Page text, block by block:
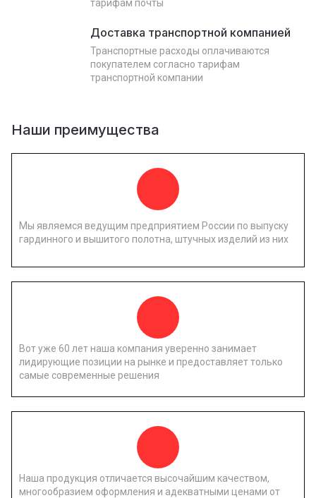
тарифам почты
Доставка транспортной компанией
Транспортные расходы оплачиваются
покупателем согласно тарифам
транспортной компании
Наши преимущества
Мы являемся ведущим предприятием России по выпуску
гардинного и вышитого полотна, штучных изделий из них
Вот уже 60 лет наша компания уверенно занимает
лидирующие позиции на рынке и предоставляет только
самые современные решения
Наша продукция отличается высочайшим качеством,
многообразием оформления и адекватными ценами от